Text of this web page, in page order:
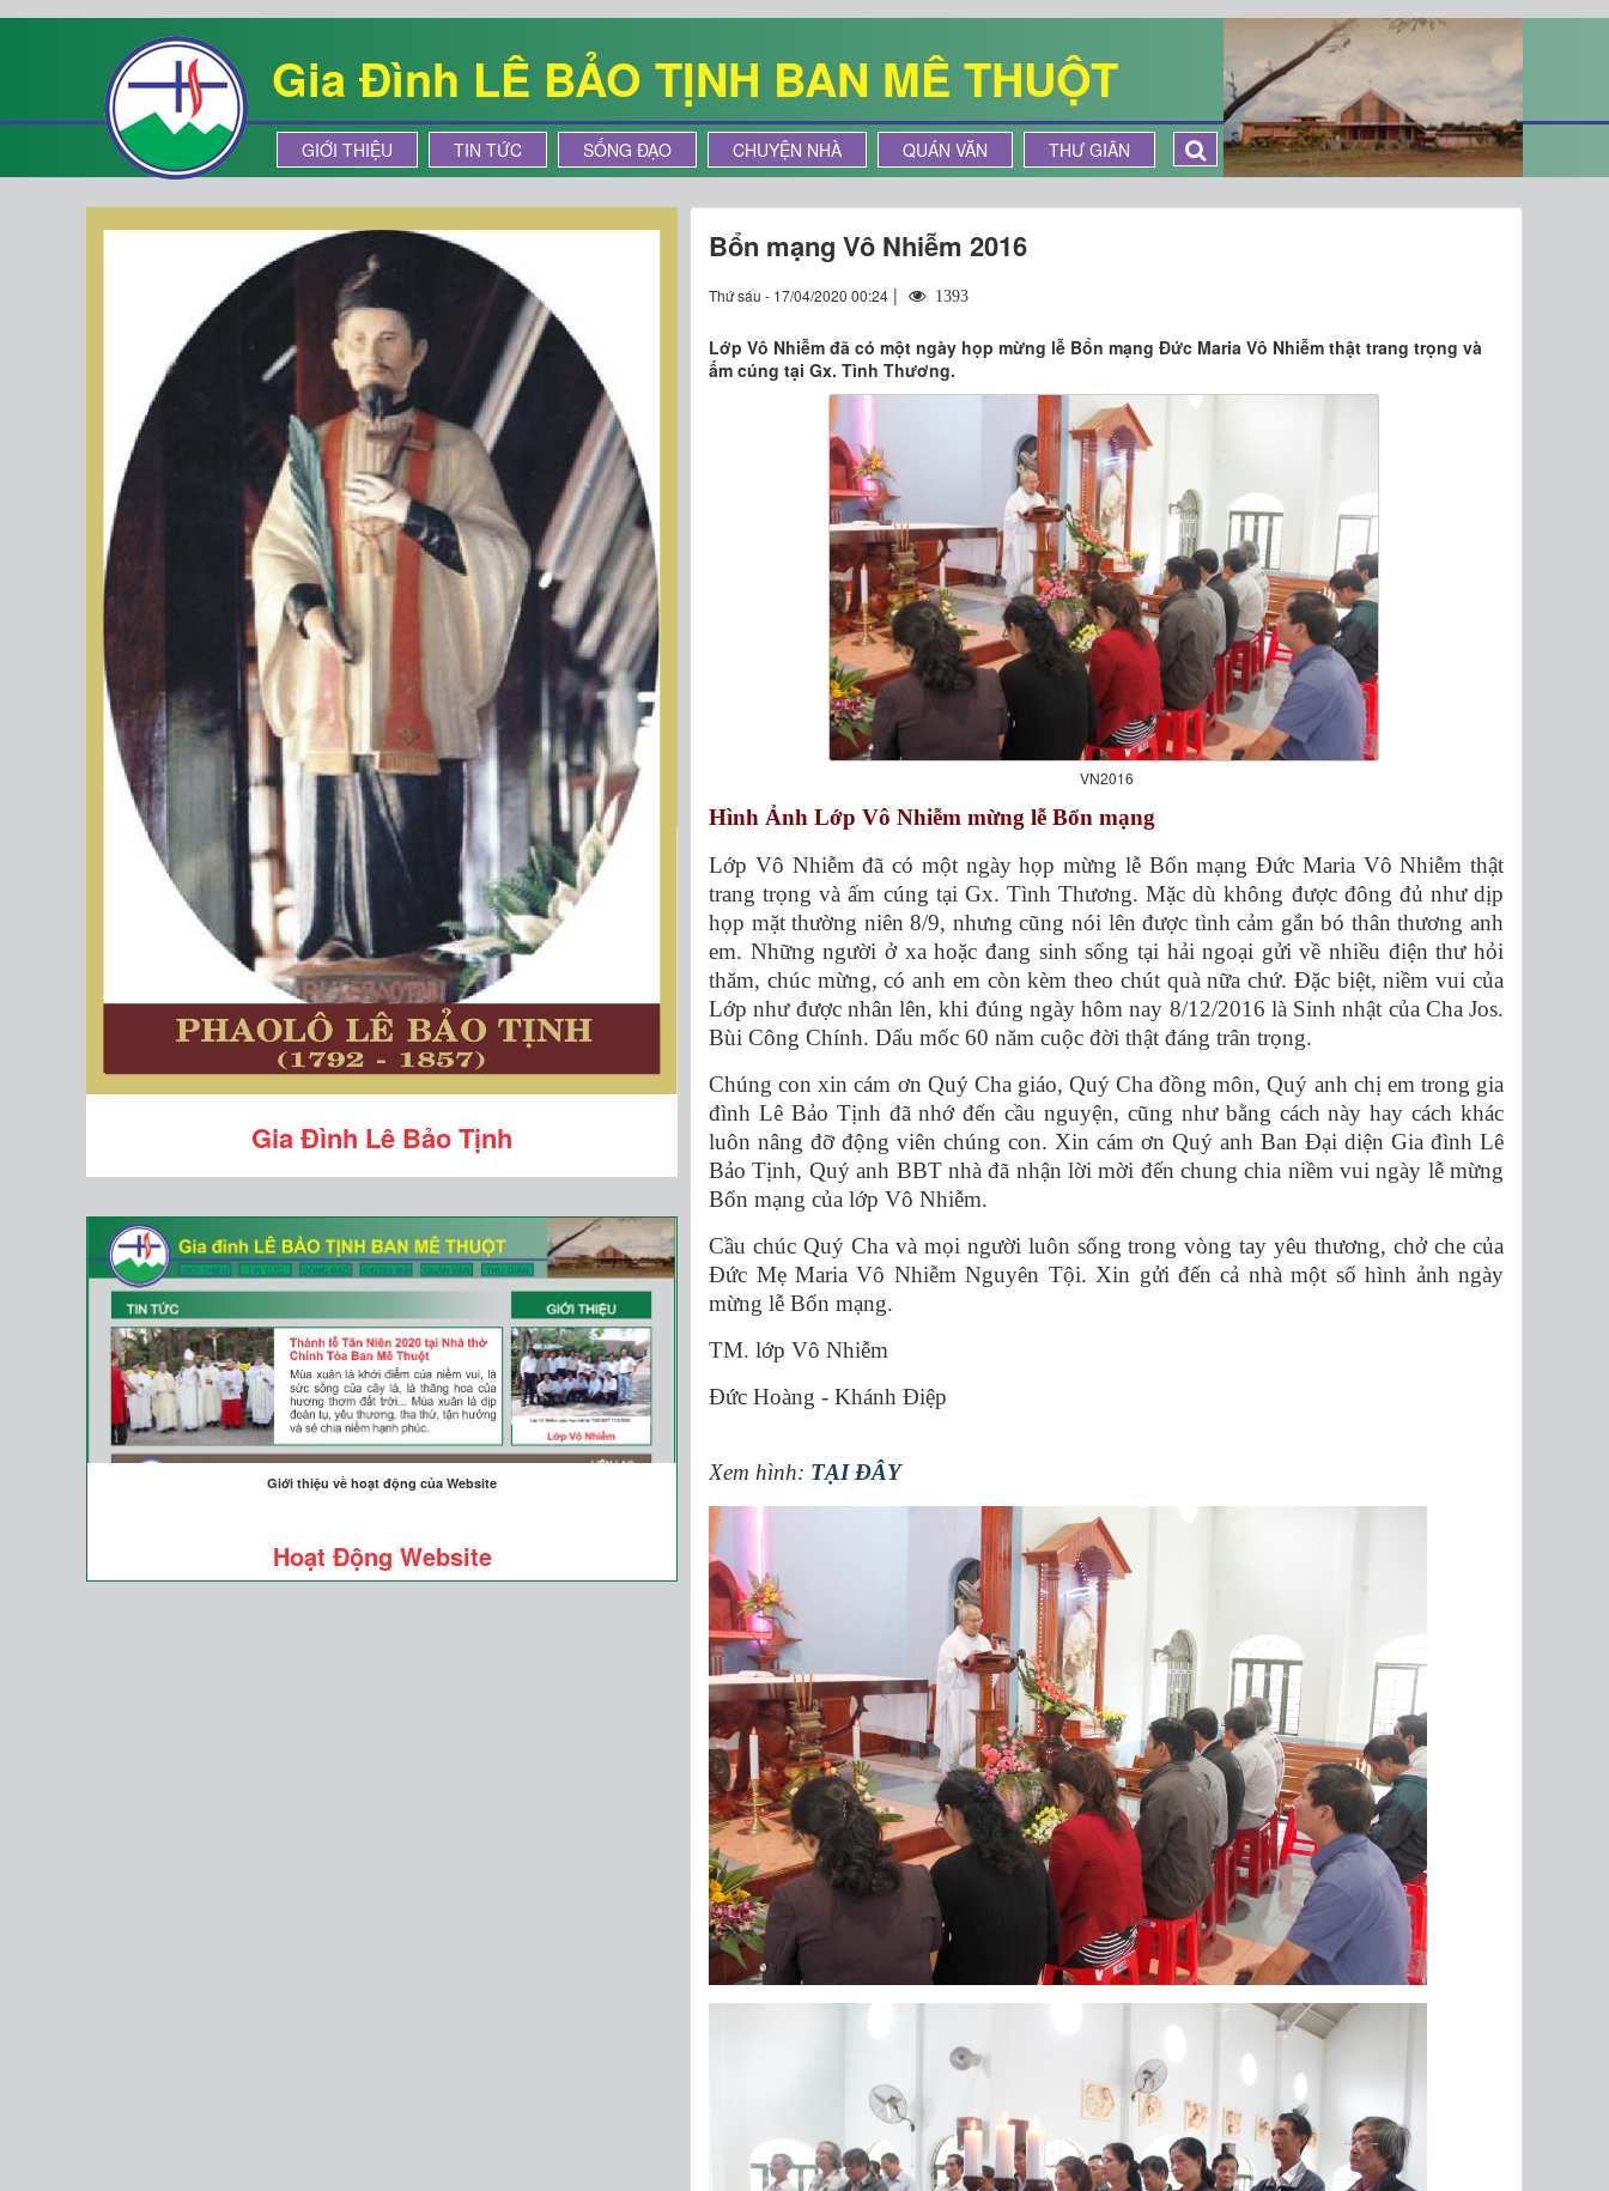
Gia Đình LÊ BẢO TỊNH BAN MÊ THUỘT
GIỚI THIỆU TIN TỨC SỐNG ĐẠO CHUYỆN NHÀ QUÁN VĂN THƯ GIÃN
Bổn mạng Vô Nhiễm 2016
Thứ sáu - 17/04/2020 00:24 | 1393
Lớp Vô Nhiễm đã có một ngày họp mừng lễ Bổn mạng Đức Maria Vô Nhiễm thật trang trọng và
ấm cúng tại Gx. Tình Thương.
VN2016
Hình Ảnh Lớp Vô Nhiễmmừng lễ Bổn mạng
Lớp Vô Nhiễm đã có một ngày họp mừng lễ Bổn mạng Đức Maria Vô Nhiễm thật
trang trọng và ấm cúng tại Gx. Tình Thương. Mặc dù không được đông đủ như dịp
họp mặt thường niên 8/9, nhưng cũng nói lên được tình cảm gắn bó thân thương anh
em. Những người ở xa hoặc đang sinh sống tại hải ngoại gửi về nhiều điện thư hỏi
thăm, chúc mừng, có anh em còn kèm theo chút quà nữa chứ. Đặc biệt, niềm vui của
Lớp như được nhân lên, khi đúng ngày hôm nay 8/12/2016 là Sinh nhật của Cha Jos.
Bùi Công Chính. Dấu mốc 60 năm cuộc đời thật đáng trân trọng.
Chúng con xin cám ơn Quý Cha giáo, Quý Cha đồng môn, Quý anh chị em trong gia
đình Lê Bảo Tịnh đã nhớ đến cầu nguyện, cũng như bằng cách này hay cách khác
luôn nâng đỡ động viên chúng con. Xin cám ơn Quý anh Ban Đại diện Gia đình Lê
Bảo Tịnh, Quý anh BBT nhà đã nhận lời mời đến chung chia niềm vui ngày lễ mừng
Bổn mạng của lớpVô Nhiễm.
Cầu chúc Quý Cha và mọi người luôn sống trong vòng tay yêu thương, chở che của
Đức Mẹ Maria Vô Nhiễm Nguyên Tội. Xin gửi đến cả nhà một số hình ảnh ngày
mừng lễ Bổn mạng.
TM. lớp Vô Nhiễm
Đức Hoàng - Khánh Điệp
Xem hình: TẠI ĐÂY
Gia Đình Lê Bảo Tịnh
Giới thiệu về hoạt động của Website
Hoạt Động Website